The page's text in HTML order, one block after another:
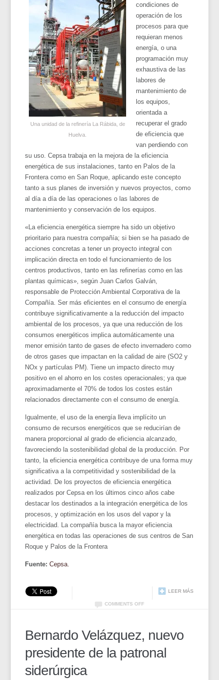
Una unidad de la refinería La Rábida, de
Huelva.
condiciones de
operación de los
procesos para que
requieran menos
energía, o una
programación muy
exhaustiva de las
labores de
mantenimiento de
los equipos,
orientada a
recuperar el grado
de eficiencia que
van perdiendo con
su uso. Cepsa trabaja en la mejora de la eficiencia
energética de sus instalaciones, tanto en Palos de la
Frontera como en San Roque, aplicando este concepto
tanto a sus planes de inversión y nuevos proyectos, como
al día a día de las operaciones o las labores de
mantenimiento y conservación de los equipos.
«La eficiencia energética siempre ha sido un objetivo
prioritario para nuestra compañía; si bien se ha pasado de
acciones concretas a tener un proyecto integral con
implicación directa en todo el funcionamiento de los
centros productivos, tanto en las refinerías como en las
plantas químicas», según Juan Carlos Galván,
responsable de Protección Ambiental Corporativa de la
Compañía. Ser más eficientes en el consumo de energía
contribuye significativamente a la reducción del impacto
ambiental de los procesos, ya que una reducción de los
consumos energéticos implica automáticamente una
menor emisión tanto de gases de efecto invernadero como
de otros gases que impactan en la calidad de aire (SO2 y
NOx y partículas PM). Tiene un impacto directo muy
positivo en el ahorro en los costes operacionales; ya que
aproximadamente el 70% de todos los costes están
relacionados directamente con el consumo de energía.
Igualmente, el uso de la energía lleva implícito un
consumo de recursos energéticos que se reducirían de
manera proporcional al grado de eficiencia alcanzado,
favoreciendo la sostenibilidad global de la producción. Por
tanto, la eficiencia energética contribuye de una forma muy
significativa a la competitividad y sostenibilidad de la
actividad. De los proyectos de eficiencia energética
realizados por Cepsa en los últimos cinco años cabe
destacar los destinados a la integración energética de los
procesos, y optimización en los usos del vapor y la
electricidad. La compañía busca la mayor eficiencia
energética en todas las operaciones de sus centros de San
Roque y Palos de la Frontera
Fuente: Cepsa.
LEER MÁS
COMMENTS OFF
Bernardo Velázquez, nuevo
presidente de la patronal
siderúrgica